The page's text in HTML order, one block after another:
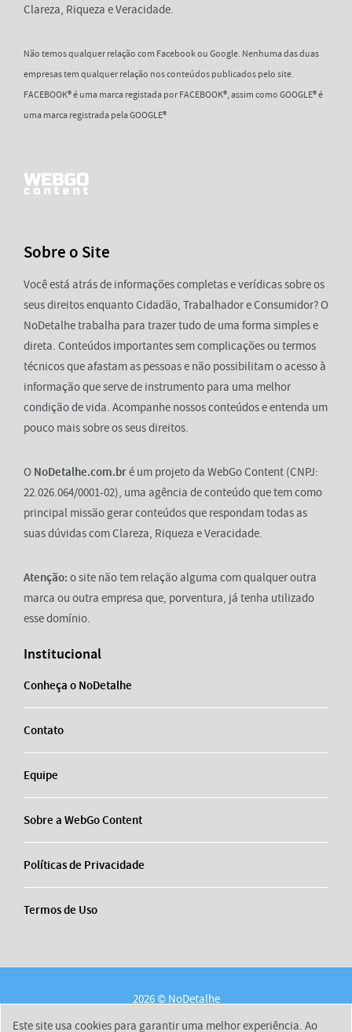
Clareza, Riqueza e Veracidade.
Não temos qualquer relação com Facebook ou Google. Nenhuma das duas
empresas tem qualquer relação nos conteúdos publicados pelo site.
FACEBOOK® é uma marca registada por FACEBOOK®, assim como GOOGLE® é
uma marca registrada pela GOOGLE®
Sobre o Site
Você está atrás de informações completas e verídicas sobre os
seus direitos enquanto Cidadão, Trabalhador e Consumidor? O
NoDetalhe trabalha para trazer tudo de uma forma simples e
direta. Conteúdos importantes sem complicações ou termos
técnicos que afastam as pessoas e não possibilitam o acesso à
informação que serve de instrumento para uma melhor
condição de vida. Acompanhe nossos conteúdos e entenda um
pouco mais sobre os seus direitos.
O NoDetalhe.com.bré um projeto da WebGo Content (CNPJ:
22.026.064/0001-02), uma agência de conteúdo que tem como
principal missão gerar conteúdos que respondam todas as
suas dúvidas com Clareza, Riqueza e Veracidade.
Atenção: o site não tem relação alguma com qualquer outra
marca ou outra empresa que, porventura, já tenha utilizado
esse domínio.
Institucional
Conheça o NoDetalhe
Contato
Equipe
Sobre a WebGo Content
Políticas de Privacidade
Termos de Uso
2026 © NoDetalhe
Este site usa cookies para garantir uma melhor experiência. Ao